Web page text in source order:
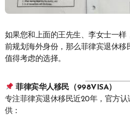
如果您和上面的王先生、李女士一样
前规划海外身份，那么菲律宾退休移
值得考虑的选择。
菲律宾华人移民（998VISA）
专注菲律宾退休移民近20年，官方
供：